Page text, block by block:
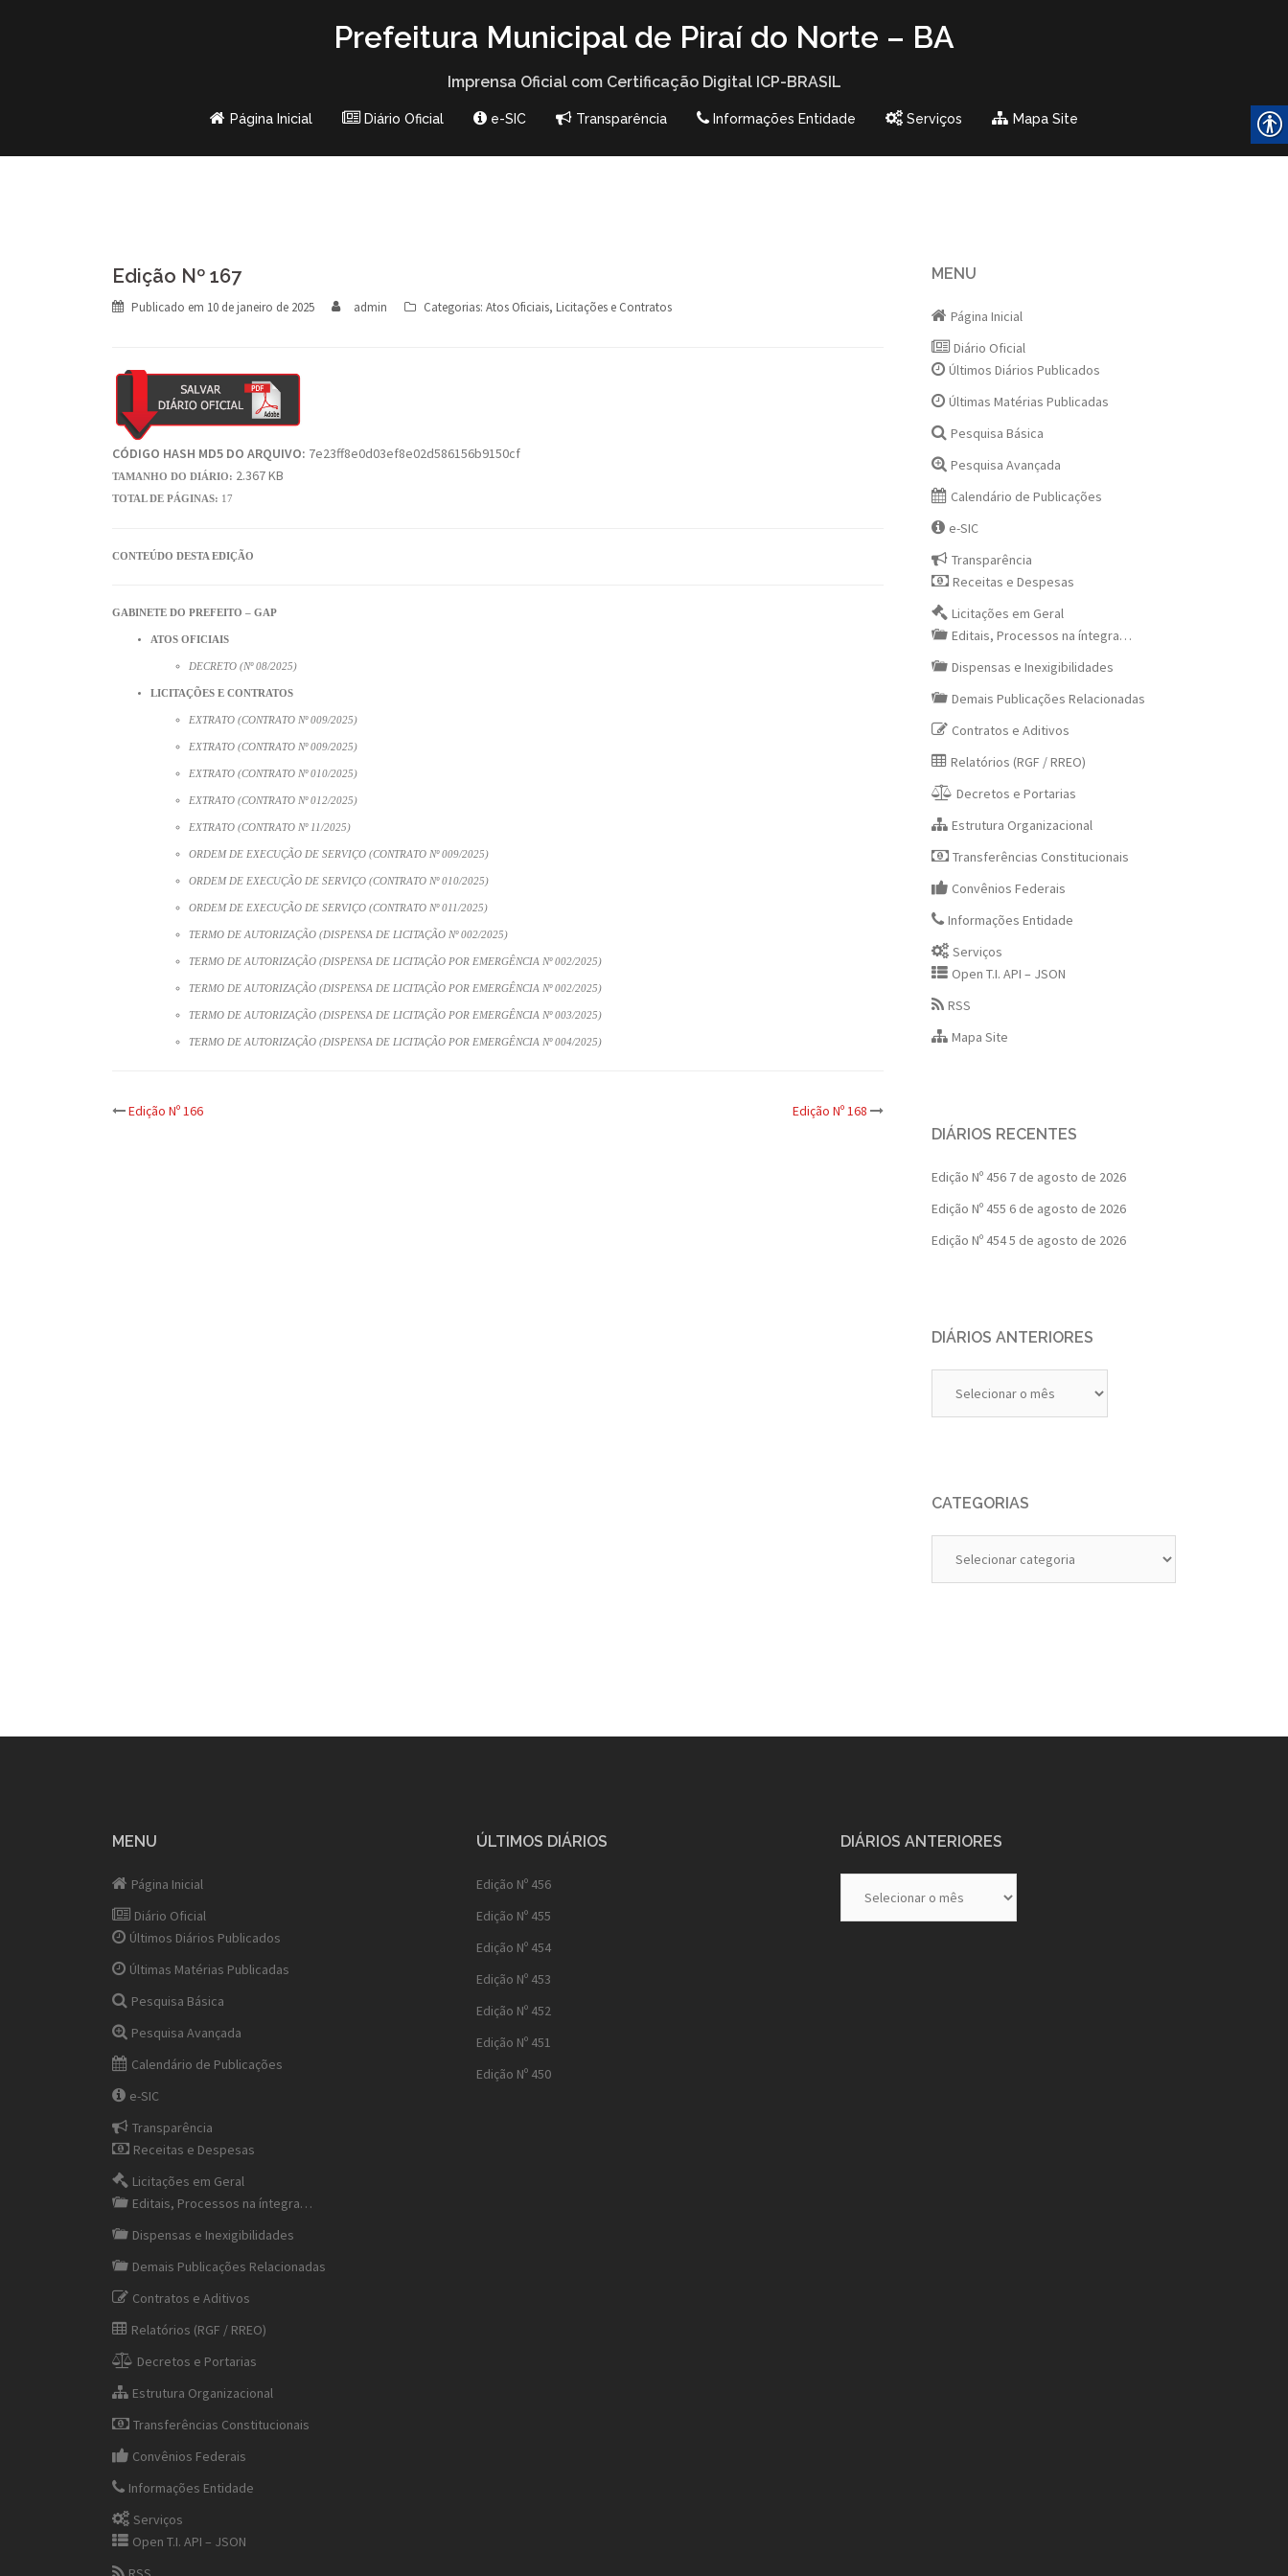
Prefeitura Municipal de Piraí do Norte – BA
Imprensa Oficial com Certificação Digital ICP-BRASIL
Página Inicial Diário Oficial e-SIC Transparência Informações Entidade Serviços Mapa Site
Edição Nº 167
Publicado em 10 de janeiro de 2025 admin Categorias: Atos Oficiais, Licitações e Contratos
CÓDIGO HASH MD5 DO ARQUIVO: 7e23ff8e0d03ef8e02d586156b9150cf
TAMANHO DO DIÁRIO: 2.367 KB
TOTAL DE PÁGINAS: 17
CONTEÚDO DESTA EDIÇÃO
GABINETE DO PREFEITO – GAP
ATOS OFICIAIS
DECRETO (Nº 08/2025)
LICITAÇÕES E CONTRATOS
EXTRATO (CONTRATO Nº 009/2025)
EXTRATO (CONTRATO Nº 009/2025)
EXTRATO (CONTRATO Nº 010/2025)
EXTRATO (CONTRATO Nº 012/2025)
EXTRATO (CONTRATO Nº 11/2025)
ORDEM DE EXECUÇÃO DE SERVIÇO (CONTRATO Nº 009/2025)
ORDEM DE EXECUÇÃO DE SERVIÇO (CONTRATO Nº 010/2025)
ORDEM DE EXECUÇÃO DE SERVIÇO (CONTRATO Nº 011/2025)
TERMO DE AUTORIZAÇÃO (DISPENSA DE LICITAÇÃO Nº 002/2025)
TERMO DE AUTORIZAÇÃO (DISPENSA DE LICITAÇÃO POR EMERGÊNCIA Nº 002/2025)
TERMO DE AUTORIZAÇÃO (DISPENSA DE LICITAÇÃO POR EMERGÊNCIA Nº 002/2025)
TERMO DE AUTORIZAÇÃO (DISPENSA DE LICITAÇÃO POR EMERGÊNCIA Nº 003/2025)
TERMO DE AUTORIZAÇÃO (DISPENSA DE LICITAÇÃO POR EMERGÊNCIA Nº 004/2025)
Post
Edição Nº 166 Edição Nº 168
MENU
Página Inicial
Diário Oficial
Últimos Diários Publicados
Últimas Matérias Publicadas
Pesquisa Básica
Pesquisa Avançada
Calendário de Publicações
e-SIC
Transparência
Receitas e Despesas
Licitações em Geral
Editais, Processos na íntegra…
Dispensas e Inexigibilidades
Demais Publicações Relacionadas
Contratos e Aditivos
Relatórios (RGF / RREO)
Decretos e Portarias
Estrutura Organizacional
Transferências Constitucionais
Convênios Federais
Informações Entidade
Serviços
Open T.I. API – JSON
RSS
Mapa Site
DIÁRIOS RECENTES
Edição Nº 456 7 de agosto de 2026
Edição Nº 455 6 de agosto de 2026
Edição Nº 4545 de agosto de 2026
DIÁRIOS ANTERIORES
Anteriores
CATEGORIAS
MENU
Página Inicial
Diário Oficial
Últimos Diários Publicados
Últimas Matérias Publicadas
Pesquisa Básica
Pesquisa Avançada
Calendário de Publicações
e-SIC
Transparência
Receitas e Despesas
Licitações em Geral
Editais, Processos na íntegra…
Dispensas e Inexigibilidades
Demais Publicações Relacionadas
Contratos e Aditivos
Relatórios (RGF / RREO)
Decretos e Portarias
Estrutura Organizacional
Transferências Constitucionais
Convênios Federais
Informações Entidade
Serviços
Open T.I. API – JSON
ÚLTIMOS DIÁRIOS
Edição Nº 456
Edição Nº 455
Edição Nº 454
Edição Nº 453
Edição Nº 452
Edição Nº 451
Edição Nº 450
DIÁRIOS ANTERIORES
Anteriores